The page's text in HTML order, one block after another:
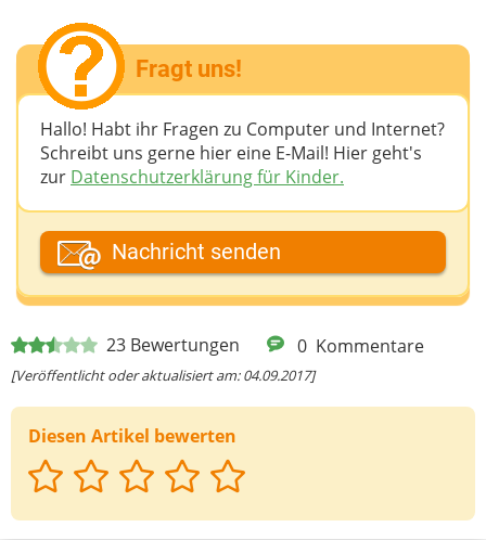
23 Bewertungen 0 Kommentare
[Veröffentlicht oder aktualisiert am: 04.09.2017]
Diesen Artikel bewerten
Fragt uns!
Hallo! Habt ihr Fragen zu Computer und Internet?
Schreibt uns gerne hier eine E-Mail! Hier geht's
zur Datenschutzerklärung für Kinder.
Dein Fantasiename
Deine E-Mail-Adresse (wenn du eine Antwort
möchtest)
Deine Nachricht
Nachricht senden